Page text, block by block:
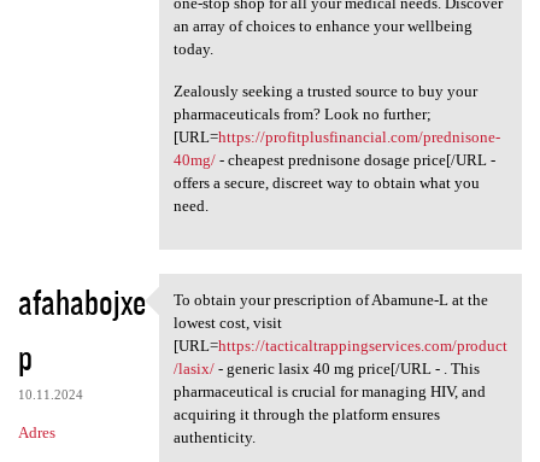
an array of choices to enhance your wellbeing
today.
Zealously seeking a trusted source to buy your
pharmaceuticals from? Look no further;
[URL=https://profitplusfinancial.com/prednisone-
40mg/- cheapest prednisone dosage price[/URL -
offers a secure, discreet way to obtain what you
need.
afahabojxe
p
10.11.2024
Adres
To obtain your prescription
To obtain your prescription of Abamune-L at the
lowest cost, visit
[URL=https://tacticaltrappingservices.com/product
/lasix/- generic lasix 40 mg price[/URL - . This
pharmaceutical is crucial for managing HIV, and
acquiring it through the platform ensures
authenticity.